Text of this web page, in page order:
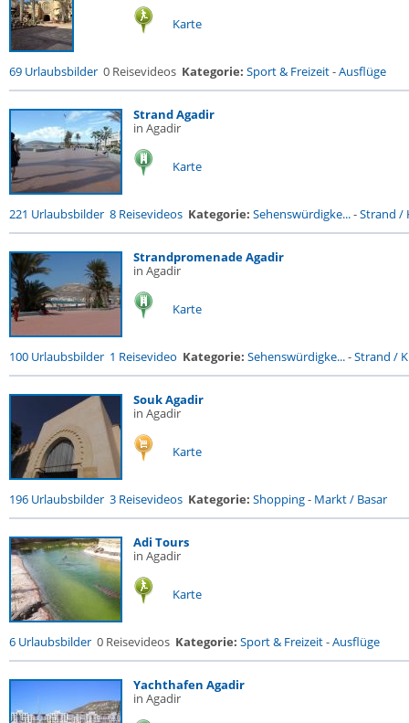
Karte
69 Urlaubsbilder 0 Reisevideos Kategorie: Sport & Freizeit-Ausflüge
Strand Agadir
in Agadir
Karte
221 Urlaubsbilder 8 Reisevideos Kategorie: Sehenswürdigke...-Strand /
Strandpromenade Agadir
in Agadir
Karte
100 Urlaubsbilder 1 Reisevideo Kategorie: Sehenswürdigke...-Strand /
Souk Agadir
in Agadir
Karte
196 Urlaubsbilder 3 Reisevideos Kategorie: Shopping- Markt / Basar
Adi Tours
in Agadir
Karte
6 Urlaubsbilder 0 Reisevideos Kategorie: Sport & Freizeit-Ausflüge
Yachthafen Agadir
in Agadir